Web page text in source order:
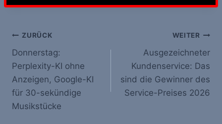
Beitrags-
Navigation
ZURÜCK
Donnerstag:
Perplexity-KI ohne
Anzeigen, Google-KI
für 30-sekündige
Musikstücke
WEITER
Ausgezeichneter
Kundenservice: Das
sind die Gewinner des
Service-Preises 2026